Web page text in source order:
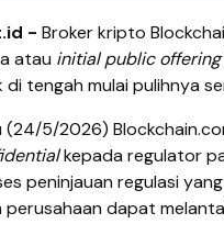
- Broker kripto
atau initial public offering
tengah mulai pulihnya
(24/5/2026)
kepada regulator
peninjauan regulasi
dapat